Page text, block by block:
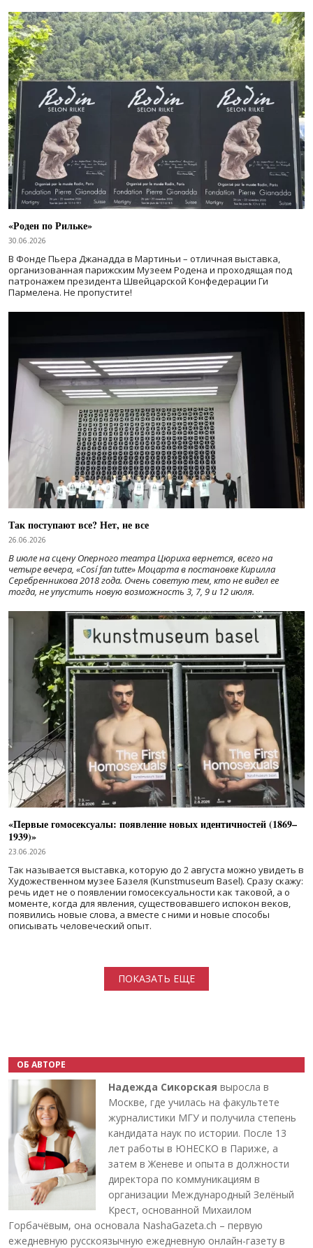
«Роден по Рильке»
30.06.2026
В Фонде Пьера Джанадда в Мартиньи – отличная выставка,
организованная парижским Музеем Родена и проходящая под
патронажем президента Швейцарской Конфедерации Ги
Пармелена. Не пропустите!
Так поступают все? Нет, не все
26.06.2026
В июле на сцену Оперного театра Цюриха вернется, всего на
четыре вечера, «Cosí fan tutte» Моцарта в постановке Кирилла
Серебренникова 2018 года. Очень советую тем, кто не видел ее
тогда, не упустить новую возможность 3, 7, 9 и 12 июля.
«Первые гомосексуалы: появление новых идентичностей (1869–
1939)»
23.06.2026
Так называется выставка, которую до 2 августа можно увидеть в
Художественном музее Базеля (Kunstmuseum Basel). Сразу скажу:
речь идет не о появлении гомосексуальности как таковой, а о
моменте, когда для явления, существовавшего испокон веков,
появились новые слова, а вместе с ними и новые способы
описывать человеческий опыт.
ПОКАЗАТЬ ЕЩЕ
ОБ АВТОРЕ
Надежда Сикорская выросла в
Москве, где училась на факультете
журналистики МГУ и получила степень
кандидата наук по истории. После 13
лет работы в ЮНЕСКО в Париже, а
затем в Женеве и опыта в должности
директора по коммуникациям в
организации Международный Зелёный
Крест, основанной Михаилом
Горбачёвым, она основала NashaGazeta.ch – первую
ежедневную русскоязычную ежедневную онлайн-газету в